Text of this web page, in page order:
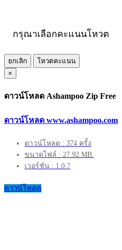
กรุณาเลือกคะแนนโหวต
ยกเลิก
โหวตคะแนน
×
ดาวน์โหลด Ashampoo Zip Free
ดาวน์โหลด www.ashampoo.com
ดาวน์โหลด : 374 ครั้ง
ขนาดไฟล์ : 27.92 MB.
เวอร์ชัน : 1.0.7
ดาวน์โหลด